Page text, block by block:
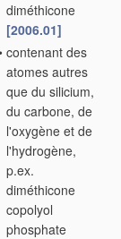
diméthicone
[2006.01]
contenant des
atomes autres
que du silicium,
du carbone, de
l'oxygène et de
l'hydrogène,
p.ex.
diméthicone
copolyol
phosphate